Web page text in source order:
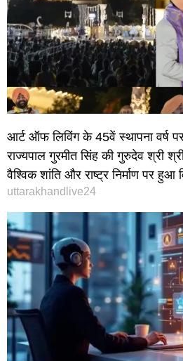
आर्ट ऑफ लिविंग के 45वें स्थापना वर्ष
राज्यपाल गुरमीत सिंह की गुरुदेव श्री
वैश्विक शांति और राष्ट्र निर्माण पर हुआ
uttarakhandlive24